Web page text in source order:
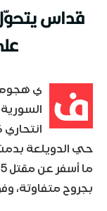
قداس
ف
ي هجوم
بجروح متفاوتة،